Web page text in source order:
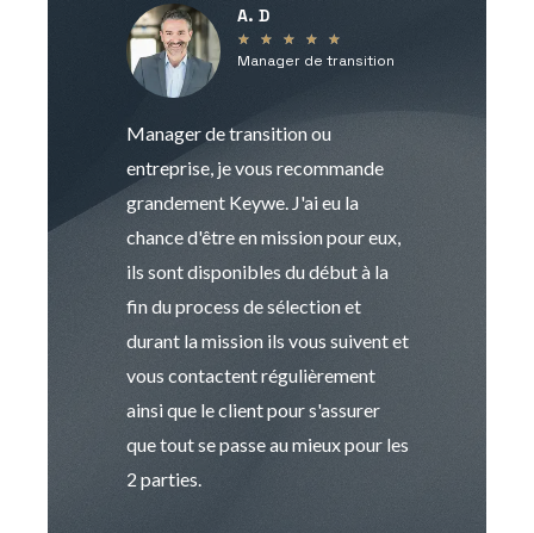
A. D
★ ★ ★ ★ ★
Manager de transition
Manager de transition ou
entreprise, je vous recommande
grandement Keywe. J'ai eu la
chance d'être en mission pour eux,
ils sont disponibles du début à la
fin du process de sélection et
durant la mission ils vous suivent et
vous contactent régulièrement
ainsi que le client pour s'assurer
que tout se passe au mieux pour les
2 parties.